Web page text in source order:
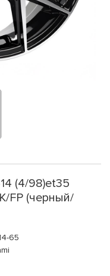
(4/98)et35
FP (черный/
65